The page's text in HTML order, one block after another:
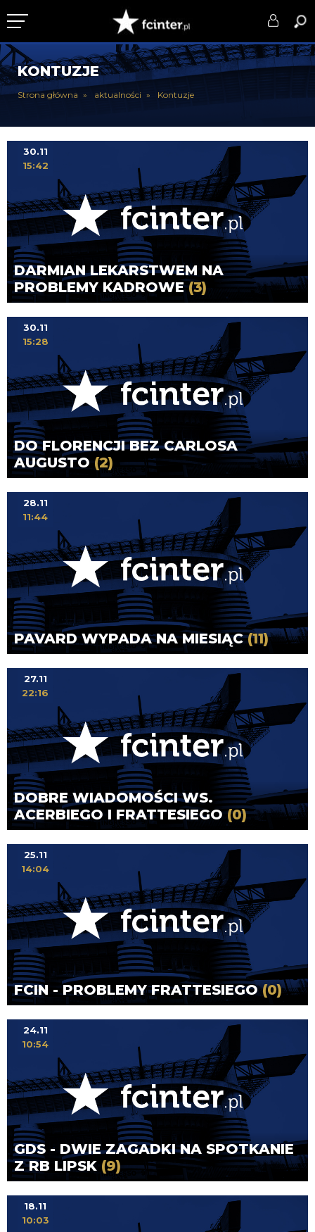
KLUB
DRUŻYNA
PUCHARY
DLA TIFOSICH
SERWIS
KONTUZJE
Strona główna aktualności Kontuzje
DARMIAN LEKARSTWEM NA
PROBLEMY KADROWE(3)
30.11
15:42
DO FLORENCJI BEZ CARLOSA
AUGUSTO (2)
30.11
15:28
PAVARD WYPADA NA MIESIĄC(11)
28.11
11:44
DOBRE WIADOMOŚCI WS.
ACERBIEGO I FRATTESIEGO (0)
27.11
22:16
FCIN - PROBLEMY FRATTESIEGO(0)
25.11
14:04
GDS - DWIE ZAGADKI NA SPOTKANIE
Z RB LIPSK (9)
24.11
10:54
18.11
10:03